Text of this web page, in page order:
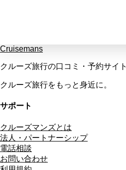
Cruisemans
クルーズ旅行の口コミ・予約サイト
クルーズ旅行をもっと身近に。
サポート
クルーズマンズとは
法人・パートナーシップ
電話相談
お問い合わせ